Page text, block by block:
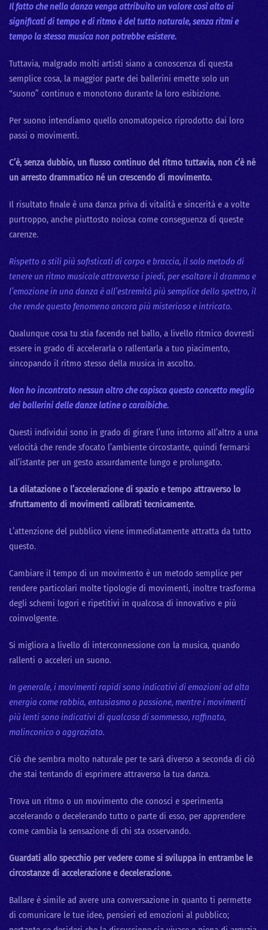
Il fatto che nella danza venga attribuito un valore così alto ai
significati di tempo e di ritmo è del tutto naturale, senza ritmi e
tempo la stessa musica non potrebbe esistere.
Tuttavia, malgrado molti artisti siano a conoscenza di questa
semplice cosa, la maggior parte dei ballerini emette solo un
“suono” continuo e monotono durante la loro esibizione.
Per suono intendiamo quello onomatopeico riprodotto dai loro
passi o movimenti.
C’è, senza dubbio, un flusso continuo del ritmo tuttavia, non c’è né
un arresto drammatico né un crescendo di movimento.
Il risultato finale è una danza priva di vitalità e sincerità e a volte
purtroppo, anche piuttosto noiosa come conseguenza di queste
carenze.
Rispetto a stili più sofisticati di corpo e braccia, il solo metodo di
tenere un ritmo musicale attraverso i piedi, per esaltare il dramma e
l’emozione in una danza è all’estremità più semplice dello spettro, il
che rende questo fenomeno ancora più misterioso e intricato.
Qualunque cosa tu stia facendo nel ballo, a livello ritmico dovresti
essere in grado di accelerarla o rallentarla a tuo piacimento,
sincopando il ritmo stesso della musica in ascolto.
Non ho incontrato nessun altro che capisca questo concetto meglio
dei ballerini delle danze latine o caraibiche.
Questi individui sono in grado di girare l’uno intorno all’altro a una
velocità che rende sfocato l’ambiente circostante, quindi fermarsi
all’istante per un gesto assurdamente lungo e prolungato.
La dilatazione o l’accelerazione di spazio e tempo attraverso lo
sfruttamento di movimenti calibrati tecnicamente.
L’attenzione del pubblico viene immediatamente attratta da tutto
questo.
Cambiare il tempo di un movimento è un metodo semplice per
rendere particolari molte tipologie di movimenti, inoltre trasforma
degli schemi logori e ripetitivi in qualcosa di innovativo e più
coinvolgente.
Si migliora a livello di interconnessione con la musica, quando
rallenti o acceleri un suono.
In generale, i movimenti rapidi sono indicativi di emozioni ad alta
energia come rabbia, entusiasmo o passione, mentre i movimenti
più lenti sono indicativi di qualcosa di sommesso, raffinato,
malinconico o aggraziato.
Ciò che sembra molto naturale per te sarà diverso a seconda di ciò
che stai tentando di esprimere attraverso la tua danza.
Trova un ritmo o un movimento che conosci e sperimenta
accelerando o decelerando tutto o parte di esso, per apprendere
come cambia la sensazione di chi sta osservando.
Guardati allo specchio per vedere come si sviluppa in entrambe le
circostanze di accelerazione e decelerazione.
Ballare è simile ad avere una conversazione in quanto ti permette
di comunicare le tue idee, pensieri ed emozioni al pubblico;